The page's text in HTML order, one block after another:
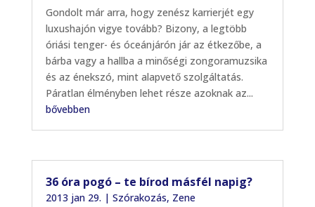
Gondolt már arra, hogy zenész karrierjét egy
luxushajón vigye tovább? Bizony, a legtöbb
óriási tenger- és óceánjárón jár az étkezőbe, a
bárba vagy a hallba a minőségi zongoramuzsika
és az énekszó, mint alapvető szolgáltatás.
Páratlan élményben lehet része azoknak az...
bővebben
36 óra pogó – te bírod másfél napig?
2013 jan 29. | Szórakozás, Zene